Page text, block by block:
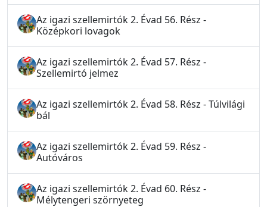
Az igazi szellemirtók 2. Évad 56. Rész -
Középkori lovagok
Az igazi szellemirtók 2. Évad 57. Rész -
Szellemirtó jelmez
Az igazi szellemirtók 2. Évad 58. Rész - Túlvilági
bál
Az igazi szellemirtók 2. Évad 59. Rész -
Autóváros
Az igazi szellemirtók 2. Évad 60. Rész -
Mélytengeri szörnyeteg